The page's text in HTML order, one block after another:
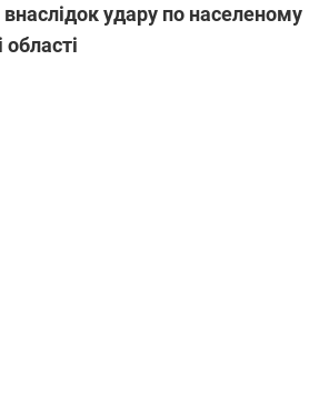
удару по населеному
області